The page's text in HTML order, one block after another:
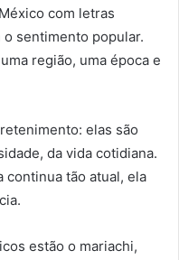
com letras
sentimento popular.
região, uma época e
elas são
da vida cotidiana.
continua tão atual, ela
estão o mariachi,